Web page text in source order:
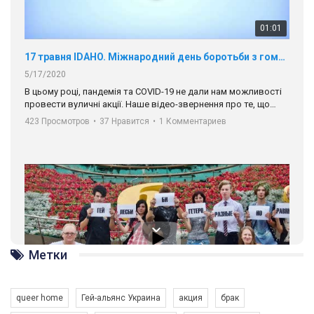
6/30/2017
Емоційний та вражаючий промо-ролік на конкурс PACT, який
представляє програму "Гей-альянс Україна" з протидії
насильству проти ЛГБТ в Україні.
Ми просимо вашої підтримки, щоб реалізувати нашу
програму з боротьби з насильством проти ЛГБТ в Україні.
відео.
1.9K Просмотров • 226 Нравится • 5 Комментариев
Метки
queer home Гей-альянс Украина акция брак